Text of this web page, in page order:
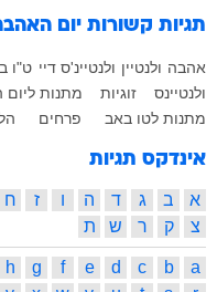
תגיות קשורות יום
אהבה ולנטיין ולנטיינ'ס דיי ט"ו
ולנטיינס
זוגיות מתנות
מתנות לטו באב
פרחים
אינדקס תגיות
א ב ג ד ה ו ז ח
צ
ק ר ש ת
a
b
c
d
e
f
g
h